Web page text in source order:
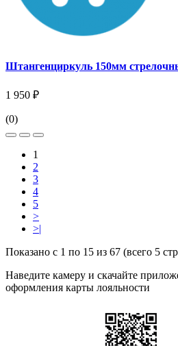
Штангенциркуль 150мм
1 950 ₽
(0)
1
2
3
4
5
>
>|
Показано с 1 по 15 из 67 (всего 5
Наведите камеру и скачайте
оформления карты лояльности